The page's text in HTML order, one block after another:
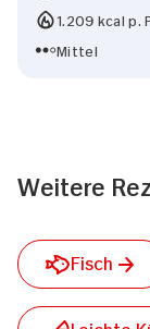
1.209 kcal p.
Mittel
Weitere
Fisch